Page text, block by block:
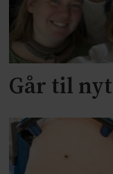
Går til